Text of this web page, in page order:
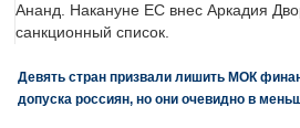
Ананд. Накануне ЕС внес Аркадия
санкционный список.
Девять стран призвали лишить МОК
допуска россиян, но они очевидно в